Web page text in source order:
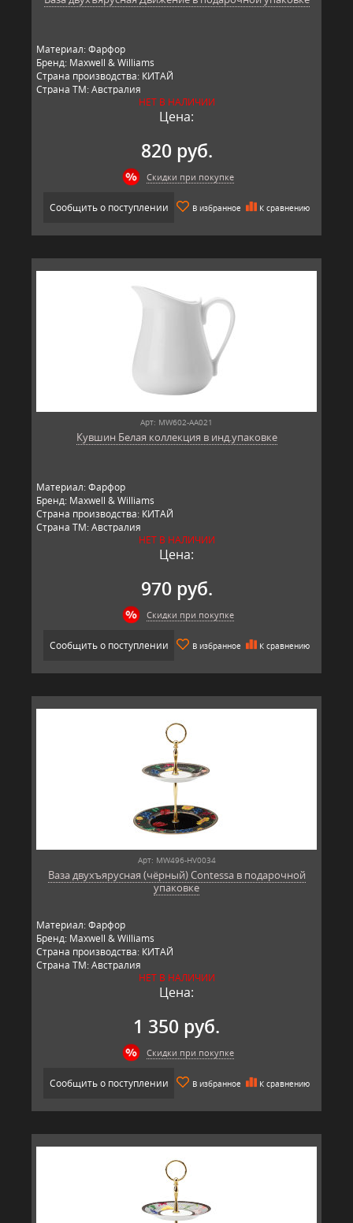
Материал: Фарфор
Бренд: Maxwell & Williams
Страна производства: КИТАЙ
Страна ТМ: Австралия
НЕТ В НАЛИЧИИ
Цена:
820 руб.
Скидки при покупке
Сообщить о поступлении В избранное К сравнению
Арт: MW602-AA021
Кувшин Белая коллекция в инд.упаковке
Материал: Фарфор
Бренд: Maxwell & Williams
Страна производства: КИТАЙ
Страна ТМ: Австралия
НЕТ В НАЛИЧИИ
Цена:
970 руб.
Скидки при покупке
Сообщить о поступлении В избранное К сравнению
Арт: MW496-HV0034
Ваза двухъярусная (чёрный) Contessa в подарочной
упаковке
Материал: Фарфор
Бренд: Maxwell & Williams
Страна производства: КИТАЙ
Страна ТМ: Австралия
НЕТ В НАЛИЧИИ
Цена:
1 350 руб.
Скидки при покупке
Сообщить о поступлении В избранное К сравнению